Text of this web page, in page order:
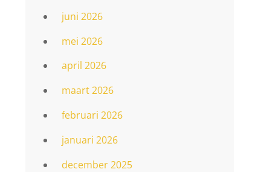
juni 2026
mei 2026
april 2026
maart 2026
februari 2026
januari 2026
december 2025